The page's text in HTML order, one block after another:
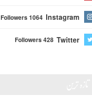
Instagram
Followers 1064
Twitter
Followers 428